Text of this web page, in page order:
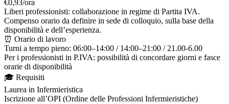
€0,93/ora
Liberi professionisti: collaborazione in regime di Partita IVA.
Compenso orario da definire in sede di colloquio, sulla base della
disponibilità e dell’esperienza.
⏰ Orario di lavoro
Turni a tempo pieno: 06:00–14:00 / 14:00–21:00 / 21.00-6.00
Per i professionisti in P.IVA: possibilità di concordare giorni e fasce
orarie di disponibilità
🎓 Requisiti
Laurea in Infermieristica
Iscrizione all’OPI (Ordine delle Professioni Infermieristiche)